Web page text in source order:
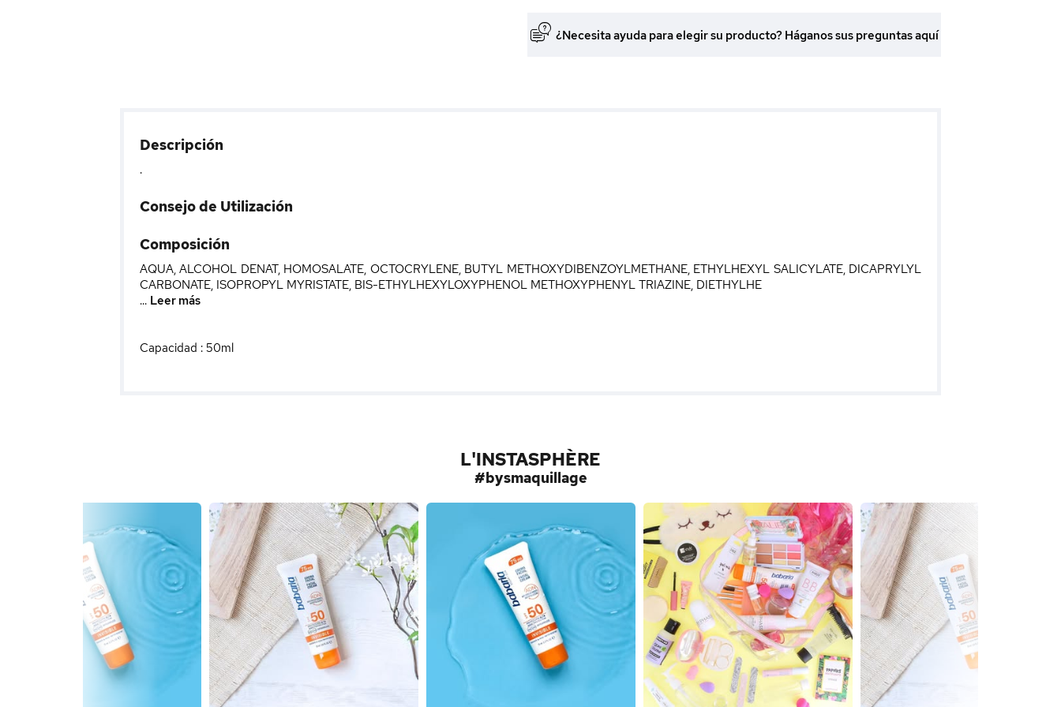
¿Necesita ayuda para elegir su producto? Háganos sus preguntas aquí
Descripción
.
Consejo de Utilización
Composición
AQUA, ALCOHOL DENAT, HOMOSALATE, OCTOCRYLENE, BUTYL METHOXYDIBENZOYLMETHANE, ETHYLHEXYL SALICYLATE, DICAPRYLYL
CARBONATE, ISOPROPYL MYRISTATE, BIS-ETHYLHEXYLOXYPHENOL METHOXYPHENYL TRIAZINE, DIETHYLHE
... Leer más
Capacidad : 50ml
L'INSTASPHÈRE
#bysmaquillage